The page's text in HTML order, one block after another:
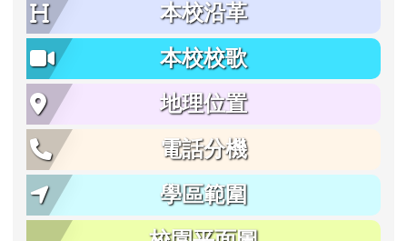
本校沿革
本校校歌
地理位置
電話分機
學區範圍